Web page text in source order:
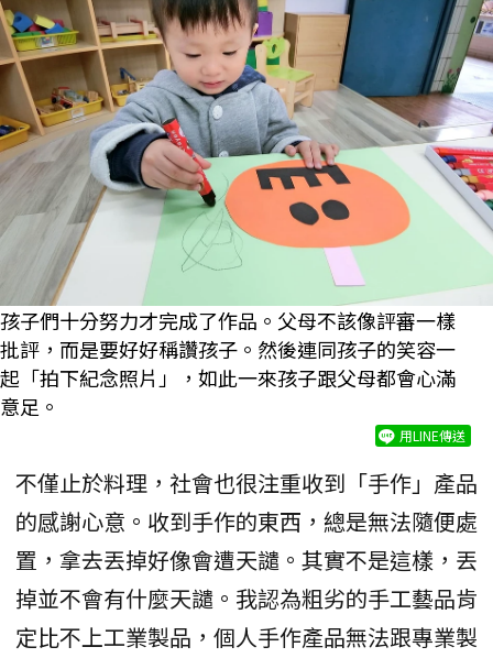
孩子們十分努力才完成了作品。父母不該像評審一樣
批評，而是要好好稱讚孩子。然後連同孩子的笑容一
起「拍下紀念照片」，如此一來孩子跟父母都會心滿
意足。
用LINE傳送
不僅止於料理，社會也很注重收到「手作」產品
的感謝心意。收到手作的東西，總是無法隨便處
置，拿去丟掉好像會遭天譴。其實不是這樣，丟
掉並不會有什麼天譴。我認為粗劣的手工藝品肯
定比不上工業製品，個人手作產品無法跟專業製